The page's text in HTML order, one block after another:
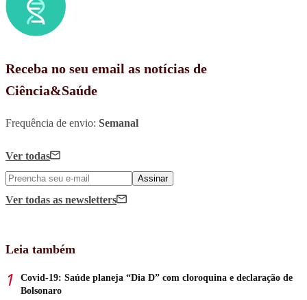
Receba no seu email as notícias de
Ciência&Saúde
Frequência de envio: Semanal
Ver todas
Assinar
Ver todas as newsletters
Leia também
Covid-19: Saúde planeja “Dia D” com cloroquina e declaração de
Bolsonaro